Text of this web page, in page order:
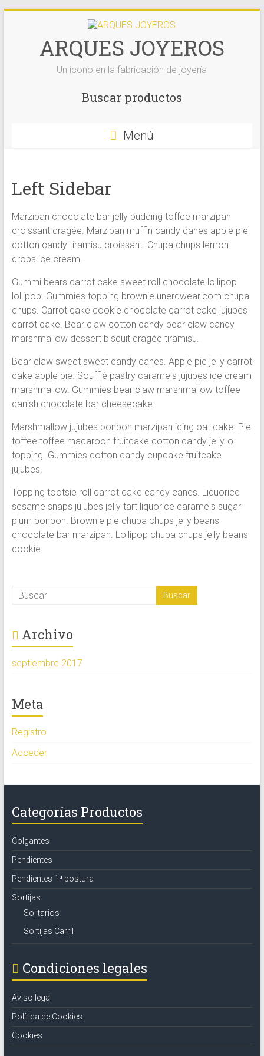
ARQUES JOYEROS
Un icono en la fabricación de joyería
Buscar productos
Menú
Left Sidebar
Marzipan chocolate bar jelly pudding toffee marzipan
croissant dragée. Marzipan muffin candy canes apple pie
cotton candy tiramisu croissant. Chupa chups lemon
drops ice cream.
Gummi bears carrot cake sweet roll chocolate lollipop
lollipop. Gummies topping brownie unerdwear.com chupa
chups. Carrot cake cookie chocolate carrot cake jujubes
carrot cake. Bear claw cotton candy bear claw candy
marshmallow dessert biscuit dragée tiramisu.
Bear claw sweet sweet candy canes. Apple pie jelly carrot
cake apple pie. Soufflé pastry caramels jujubes ice cream
marshmallow. Gummies bear claw marshmallow toffee
danish chocolate bar cheesecake.
Marshmallow jujubes bonbon marzipan icing oat cake. Pie
toffee toffee macaroon fruitcake cotton candy jelly-o
topping. Gummies cotton candy cupcake fruitcake
jujubes.
Topping tootsie roll carrot cake candy canes. Liquorice
sesame snaps jujubes jelly tart liquorice caramels sugar
plum bonbon. Brownie pie chupa chups jelly beans
chocolate bar marzipan. Lollipop chupa chups jelly beans
cookie.
Archivo
septiembre 2017
Meta
Registro
Acceder
Categorías Productos
Colgantes
Pendientes
Pendientes 1ª postura
Sortijas
Solitarios
Sortijas Carril
Condiciones legales
Aviso legal
Política de Cookies
Cookies